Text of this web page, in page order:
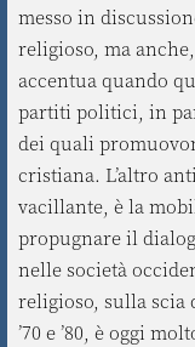
messo in
religioso, ma
accentua quando
partiti politici, in
dei quali
cristiana. L’altro
vacillante, è la
propugnare il
nelle società
religioso, sulla scia
’70 e ’80, è oggi